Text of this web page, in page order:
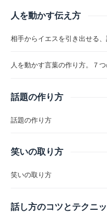
人を動かす伝え方
相手からイエスを引き出せる
人を動かす言葉の作り方。７
話題の作り方
話題の作り方
笑いの取り方
笑いの取り方
話し方のコツとテクニ